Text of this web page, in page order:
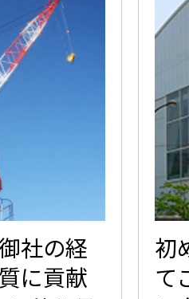
社の経
に貢献
初
て